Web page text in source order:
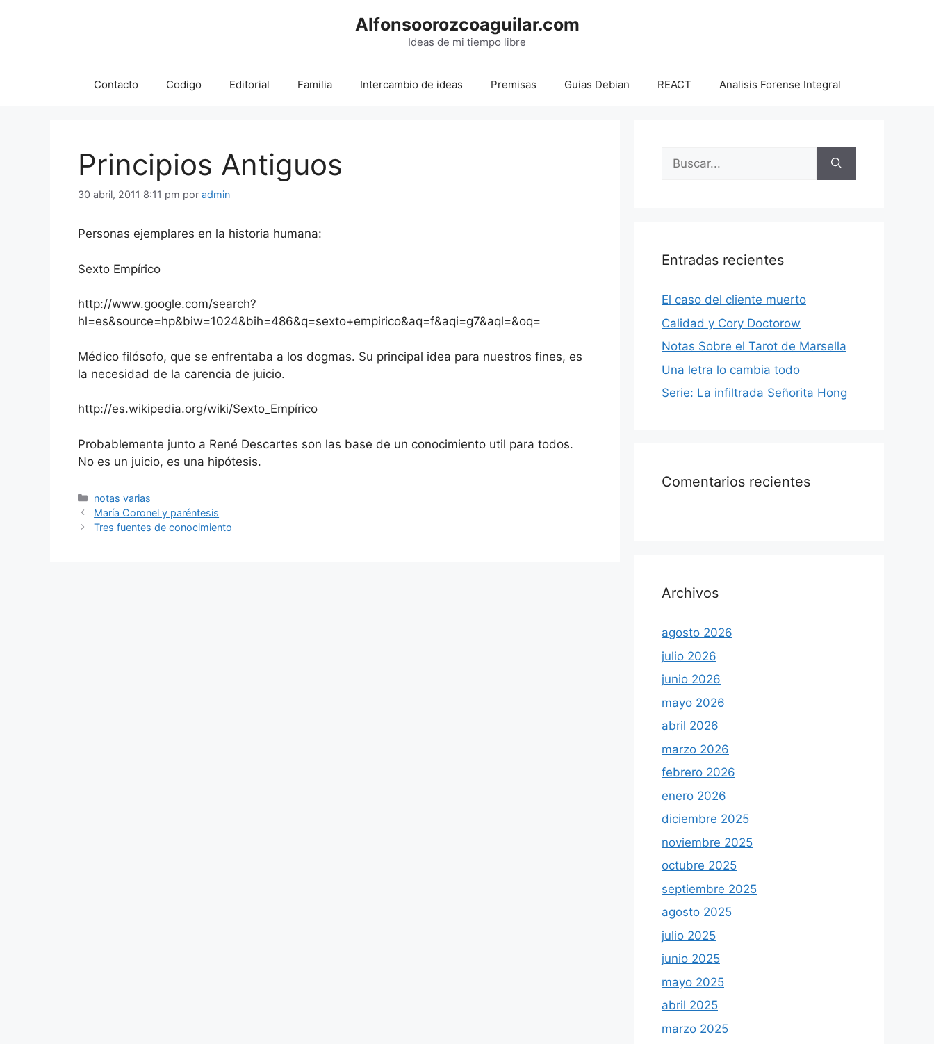
Alfonsoorozcoaguilar.com
Ideas de mi tiempo libre
Contacto Codigo Editorial Familia Intercambio de ideas Premisas Guias Debian REACT Analisis Forense Integral
Principios Antiguos
30 abril, 2011 8:11 pm por admin
Personas ejemplares en la historia humana:
Sexto Empírico
http://www.google.com/search?
hl=es&source=hp&biw=1024&bih=486&q=sexto+empirico&aq=f&aqi=g7&aql=&oq=
Médico filósofo, que se enfrentaba a los dogmas. Su principal idea para nuestros fines, es
la necesidad de la carencia de juicio.
http://es.wikipedia.org/wiki/Sexto_Empírico
Probablemente junto a René Descartes son las base de un conocimiento util para todos.
No es un juicio, es una hipótesis.
Categorías
notas varias
María Coronel y paréntesis
Tres fuentes de conocimiento
Buscar:
Entradas recientes
El caso del cliente muerto
Calidad y Cory Doctorow
Notas Sobre el Tarot de Marsella
Una letra lo cambia todo
Serie: La infiltrada Señorita Hong
Comentarios recientes
Archivos
agosto 2026
julio 2026
junio 2026
mayo 2026
abril 2026
marzo 2026
febrero 2026
enero 2026
diciembre 2025
noviembre 2025
octubre 2025
septiembre 2025
agosto 2025
julio 2025
junio 2025
mayo 2025
abril 2025
marzo 2025